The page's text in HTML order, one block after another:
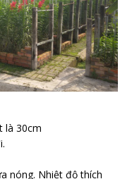
là 30cm
nóng. Nhiệt độ thích